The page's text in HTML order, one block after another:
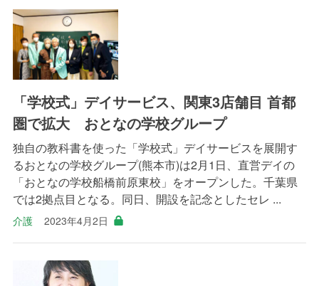
「学校式」デイサービス、関東3店舗目 首都
圏で拡大 おとなの学校グループ
独自の教科書を使った「学校式」デイサービスを展開す
るおとなの学校グループ(熊本市)は2月1日、直営デイの
「おとなの学校船橋前原東校」をオープンした。千葉県
では2拠点目となる。同日、開設を記念としたセレ ...
介護 2023年4月2日